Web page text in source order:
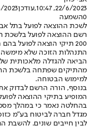
22/6/2023, 10:47
,עודכן14:03
0השמעה
לשכת ההוצאה לפועל בתל
רשם ההוצאה לפועל בלשכת
200 תיקי הוצאה לפועל
התנהלות הזוכה שלא
הביאה להגדלה מלאכותית
מהתיקים שפתחה בלשכת
למימוש הבטוחה.
בנוסף, הורה הרשם לבדוק
המופיע בתיקי ההוצאה
בהחלטה נאמר כי במהלך
מגדל חברה לביטוח בע"מ
לבין חייבים שונים. להשבת